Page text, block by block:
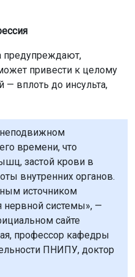
предупреждают,
привести к целому
— вплоть до инсульта,
неподвижном
времени, что
застой крови в
внутренних органов.
источником
нервной системы», —
сайте
профессор кафедры
ПНИПУ, доктор